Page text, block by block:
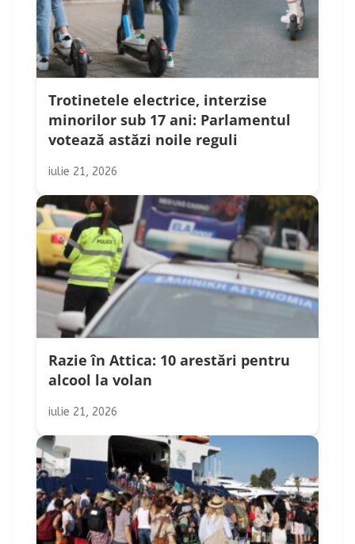
Trotinetele electrice, interzise
minorilor sub 17 ani: Parlamentul
votează astăzi noile reguli
iulie 21, 2026
Razie în Attica: 10 arestări pentru
alcool la volan
iulie 21, 2026